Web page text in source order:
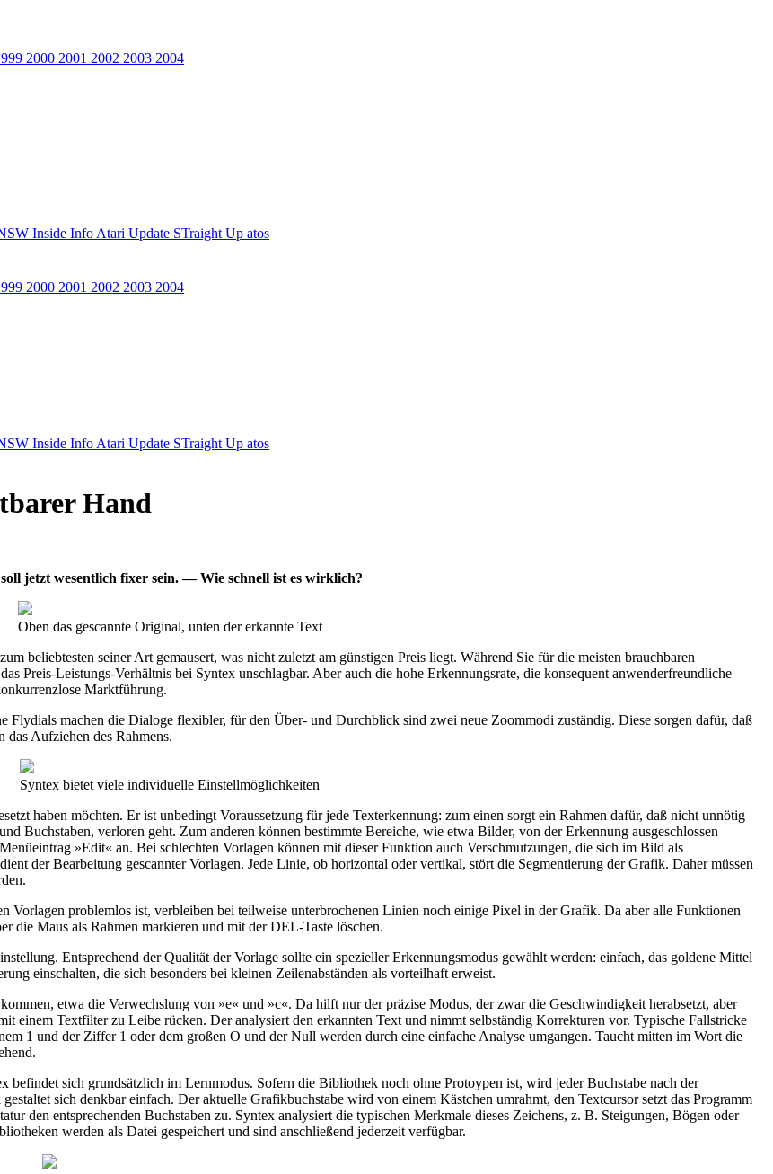
2000 2001 2002 2003 2004
Inside Info Atari Update STraight Up atos
2000 2001 2002 2003 2004
Inside Info Atari Update STraight Up atos
Hand
jetzt wesentlich fixer sein. — Wie schnell ist es wirklich?
Oben das gescannte Original, unten der erkannte Text
beliebtesten seiner Art gemausert, was nicht zuletzt am günstigen Preis liegt. Während Sie für die meisten brauchbaren
Preis-Leistungs-Verhältnis bei Syntex unschlagbar. Aber auch die hohe Erkennungsrate, die konsequent anwenderfreundliche
Marktführung.
Flydials machen die Dialoge flexibler, für den Über- und Durchblick sind zwei neue Zoommodi zuständig. Diese sorgen dafür, daß
das Aufziehen des Rahmens.
Syntex bietet viele individuelle Einstellmöglichkeiten
haben möchten. Er ist unbedingt Voraussetzung für jede Texterkennung: zum einen sorgt ein Rahmen dafür, daß nicht unnötig
Buchstaben, verloren geht. Zum anderen können bestimmte Bereiche, wie etwa Bilder, von der Erkennung ausgeschlossen
»Edit« an. Bei schlechten Vorlagen können mit dieser Funktion auch Verschmutzungen, die sich im Bild als
der Bearbeitung gescannter Vorlagen. Jede Linie, ob horizontal oder vertikal, stört die Segmentierung der Grafik. Daher müssen
Vorlagen problemlos ist, verbleiben bei teilweise unterbrochenen Linien noch einige Pixel in der Grafik. Da aber alle Funktionen
die Maus als Rahmen markieren und mit der DEL-Taste löschen.
Entsprechend der Qualität der Vorlage sollte ein spezieller Erkennungsmodus gewählt werden: einfach, das goldene Mittel
einschalten, die sich besonders bei kleinen Zeilenabständen als vorteilhaft erweist.
etwa die Verwechslung von »e« und »c«. Da hilft nur der präzise Modus, der zwar die Geschwindigkeit herabsetzt, aber
einem Textfilter zu Leibe rücken. Der analysiert den erkannten Text und nimmt selbständig Korrekturen vor. Typische Fallstricke
1 und der Ziffer 1 oder dem großen O und der Null werden durch eine einfache Analyse umgangen. Taucht mitten im Wort die
befindet sich grundsätzlich im Lernmodus. Sofern die Bibliothek noch ohne Protoypen ist, wird jeder Buchstabe nach der
sich denkbar einfach. Der aktuelle Grafikbuchstabe wird von einem Kästchen umrahmt, den Textcursor setzt das Programm
den entsprechenden Buchstaben zu. Syntex analysiert die typischen Merkmale dieses Zeichens, z. B. Steigungen, Bögen oder
werden als Datei gespeichert und sind anschließend jederzeit verfügbar.